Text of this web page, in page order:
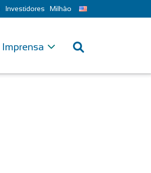
Investidores Milhão
Imprensa